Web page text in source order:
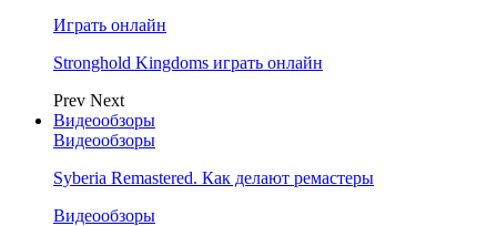
Играть онлайн
Stronghold Kingdoms играть онлайн
Prev Next
Видеообзоры
Видеообзоры
Syberia Remastered. Как делают ремастеры
Видеообзоры